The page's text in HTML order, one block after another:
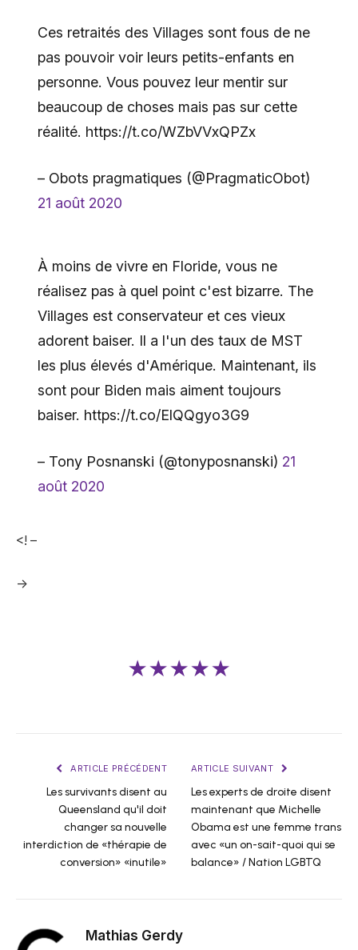
Ces retraités des Villages sont fous de ne
pas pouvoir voir leurs petits-enfants en
personne. Vous pouvez leur mentir sur
beaucoup de choses mais pas sur cette
réalité. https://t.co/WZbVVxQPZx
– Obots pragmatiques (@PragmaticObot)
21 août 2020
À moins de vivre en Floride, vous ne
réalisez pas à quel point c'est bizarre. The
Villages est conservateur et ces vieux
adorent baiser. Il a l'un des taux de MST
les plus élevés d'Amérique. Maintenant, ils
sont pour Biden mais aiment toujours
baiser. https://t.co/ElQQgyo3G9
– Tony Posnanski (@tonyposnanski) 21
août 2020
<! –
->
★★★★★
ARTICLE PRÉCÉDENT
Les survivants disent au
Queensland qu'il doit
changer sa nouvelle
interdiction de «thérapie de
conversion» «inutile»
ARTICLE SUIVANT
Les experts de droite disent
maintenant que Michelle
Obama est une femme trans
avec «un on-sait-quoi qui se
balance» / Nation LGBTQ
Mathias Gerdy